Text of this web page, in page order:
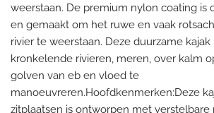
weerstaan. De premium nylon coating is
en gemaakt om het ruwe en vaak
rivier te weerstaan. Deze duurzame
kronkelende rivieren, meren, over kalm
golven van eb en vloed te
manoeuvreren.Hoofdkenmerken:Deze
zitplaatsen is ontworpen met